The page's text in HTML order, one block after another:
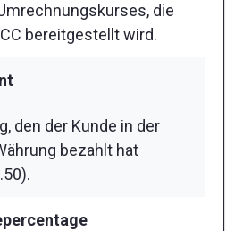
die
bereitgestellt wird.
den der Kunde in der
bezahlt hat